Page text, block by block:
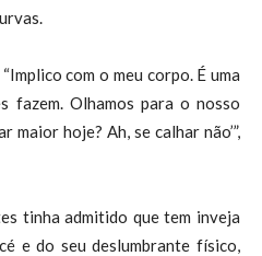
com o meu corpo. É uma
fazem. Olhamos para o nosso
maior hoje? Ah, se calhar não’”,
tinha admitido que tem inveja
e do seu deslumbrante físico,